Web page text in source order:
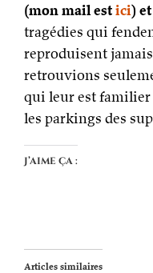
(mon mail estici)
tragédies qui
reproduisent
retrouvions
qui leur est familier
les parkings des
J’aime ça :
Articles similaires